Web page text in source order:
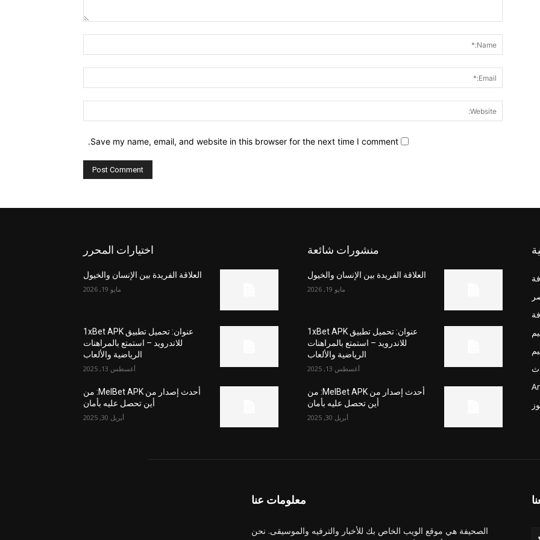
Save my name, email, and website in this browser for the next time I comment.
اختيارات المحرر
العلاقة الفريدة بين الإنسان والخيول
مايو 19, 2026
عنوان: تحميل تطبيق 1xBet APK
للاندرويد – استمتع بالمراهنات
الرياضية والألعاب
أغسطس 13, 2025
أحدث إصدار من MelBet APK: من
أين تحصل عليه بأمان
أبريل 30, 2025
منشورات شائعة
العلاقة الفريدة بين الإنسان والخيول
مايو 19, 2026
عنوان: تحميل تطبيق 1xBet APK
للاندرويد – استمتع بالمراهنات
الرياضية والألعاب
أغسطس 13, 2025
أحدث إصدار من MelBet APK: من
أين تحصل عليه بأمان
أبريل 30, 2025
معلومات عنا
الصحيفة هي موقع الويب الخاص بك للأخبار والترفيه والموسيقى. نحن